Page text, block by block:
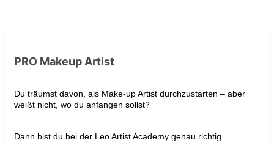
PRO Makeup Artist
Du träumst davon, als Make-up Artist durchzustarten – aber
weißt nicht, wo du anfangen sollst?
Dann bist du bei der Leo Artist Academy genau richtig.